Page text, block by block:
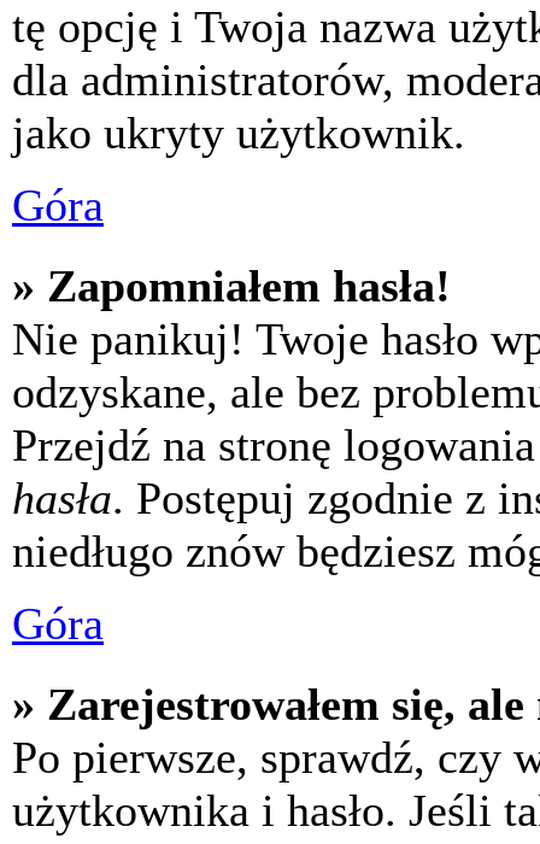
tę opcję i Twoja nazwa
dla administratorów,
jako ukryty użytkownik.
Góra
» Zapomniałem hasła!
Nie panikuj! Twoje hasło
odzyskane, ale bez
Przejdź na stronę
hasła. Postępuj zgodnie z
niedługo znów będziesz
Góra
» Zarejestrowałem się,
Po pierwsze, sprawdź, czy
użytkownika i hasło. Jeśli